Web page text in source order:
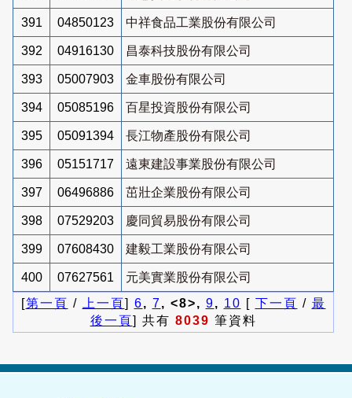
391 04850123 中祥食品工業股份有限公司
392 04916130 昌泰科技股份有限公司
393 05007903 金車股份有限公司
394 05085196 百星投資股份有限公司
395 05091394 長江物產股份有限公司
396 05151717 遠東建設事業股份有限公司
397 06496886 茁壯企業股份有限公司
398 07529203 慶同貿易股份有限公司
399 07608430 建毅工業股份有限公司
400 07627561
元美實業股份有限公司
[第一頁 / 上一頁] 6, 7, <8>, 9, 10 [ 下一頁 / 最
後一頁] 共有 8039 筆資料